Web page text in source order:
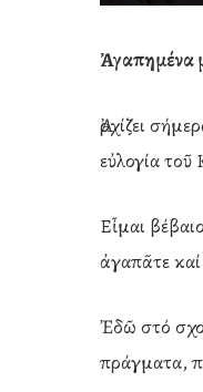
Ἀγαπημένα
Ἀρχίζει
εὐλογία
Εἶμαι
ἀγαπᾶτε
Ἐδῶ στό
πράγματα,